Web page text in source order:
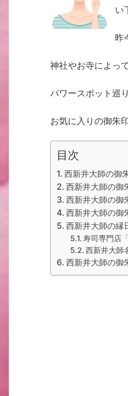
い
昨
神社やお寺によっ
パワースポット巡
お気に入りの御朱
目次
西新井大師の御
西新井大師の御
西新井大師の御
西新井大師の御
西新井大師の縁
寿司専門店
西新井大師
西新井大師の御